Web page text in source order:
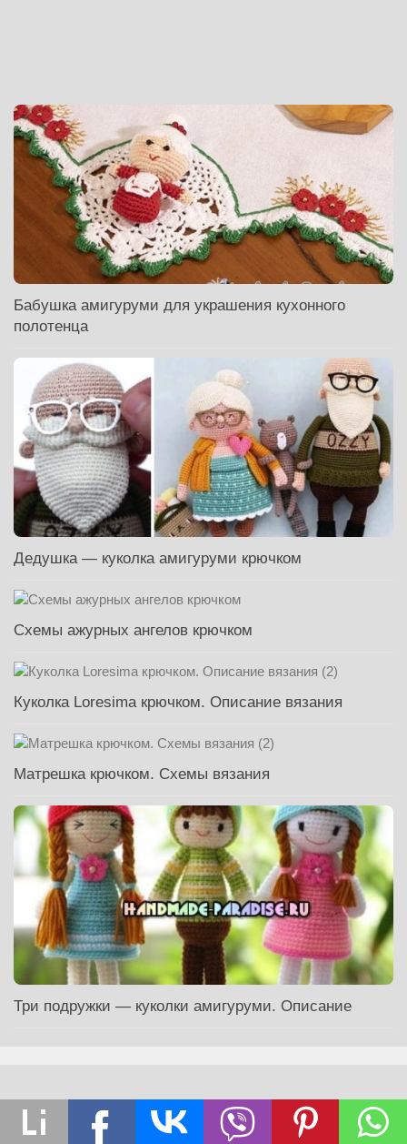
Бабушка амигуруми для украшения кухонного
полотенца
Дедушка — куколка амигуруми крючком
Схемы ажурных ангелов крючком
Куколка Loresima крючком. Описание вязания
Матрешка крючком. Схемы вязания
Три подружки — куколки амигуруми. Описание